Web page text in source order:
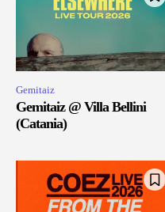
Gemitaiz
Gemitaiz @ Villa Bellini
(Catania)